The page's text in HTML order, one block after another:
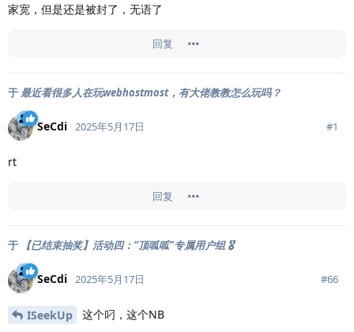
家宽，但是还是被封了，无语了
回复
于 最近看很多人在玩webhostmost，有大佬教教怎么玩吗？
SeCdi 2025年5月17日 #1
rt
回复
于 【已结束抽奖】活动四：“顶呱呱”专属用户组 🎖️
SeCdi 2025年5月17日 #66
ISeekUp 这个叼，这个NB